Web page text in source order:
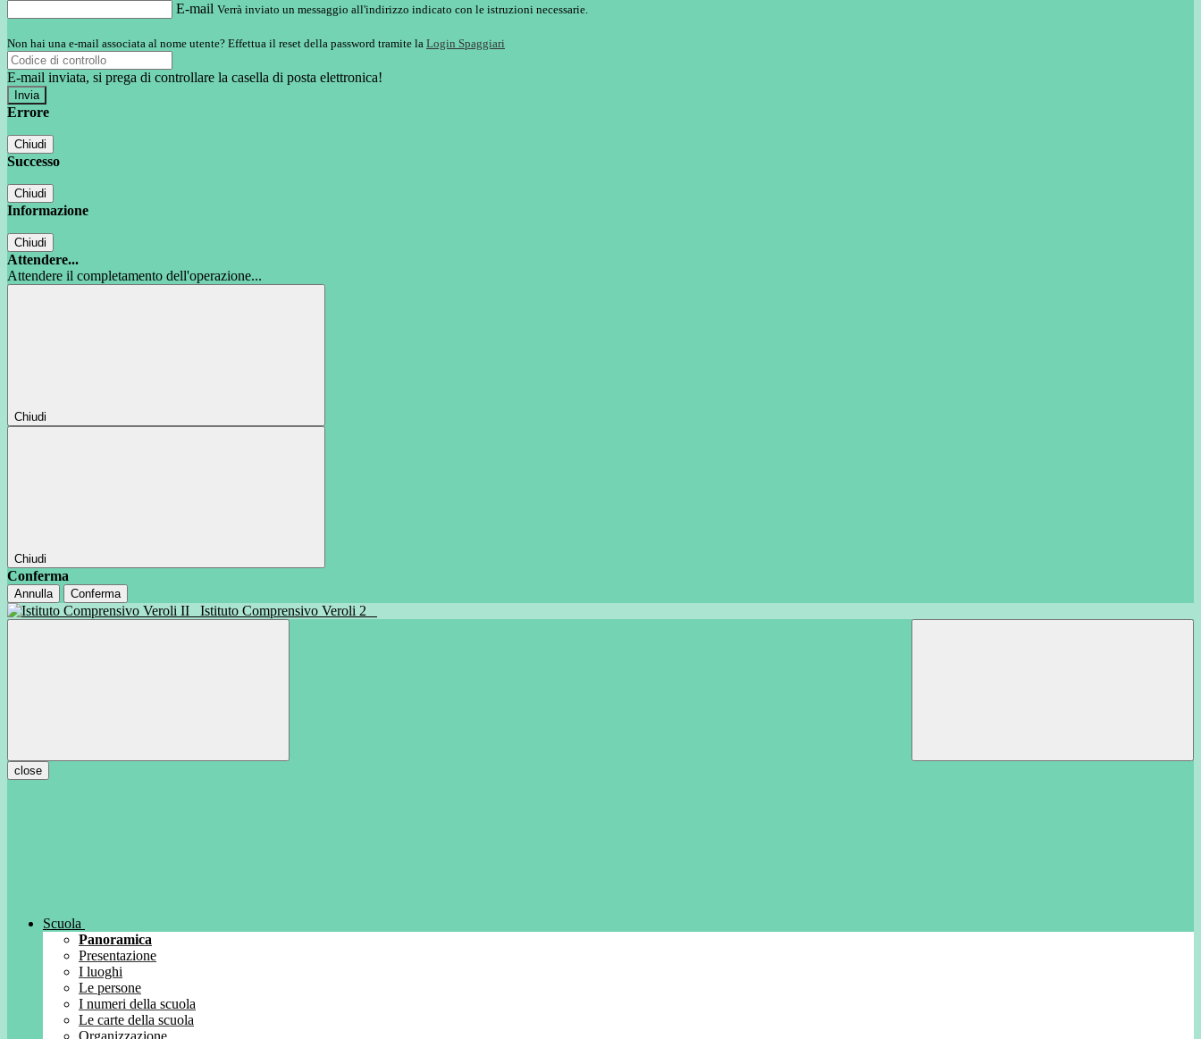
E-mail Verrà inviato un messaggio all'indirizzo indicato con le istruzioni necessarie.
Non hai una e-mail associata al nome utente? Effettua il reset della password tramite la Login Spaggiari
E-mail inviata, si prega di controllare la casella di posta elettronica!
Errore
Chiudi
Successo
Chiudi
Informazione
Chiudi
Attendere...
Attendere il completamento dell'operazione...
Chiudi
Chiudi
Conferma
Annulla Conferma
Istituto Comprensivo Veroli 2
close
Scuola
Panoramica
Presentazione
I luoghi
Le persone
I numeri della scuola
Le carte della scuola